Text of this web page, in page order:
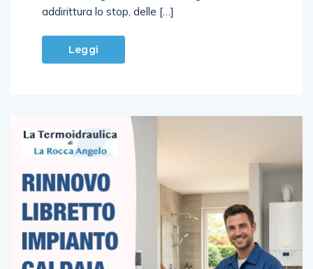
come conseguenza il crollo vertiginoso, se non
Leggi